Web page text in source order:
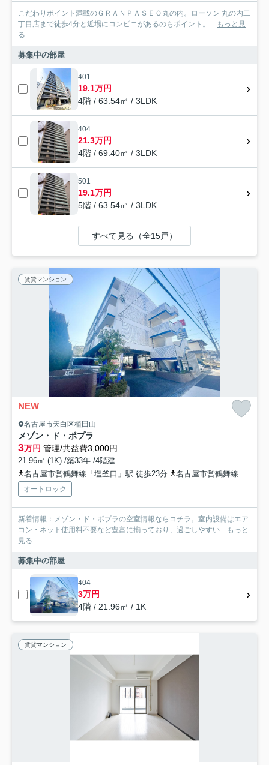
こだわりポイント満載のＧＲＡＮＰＡＳＥＯ丸の内。ローソン 丸の内二
丁目店まで徒歩4分と近場にコンビニがあるのもポイント。...
もっと見
る
募集中の部屋
401
19.1万円
4階 / 63.54㎡ / 3LDK
404
21.3万円
4階 / 69.40㎡ / 3LDK
501
19.1万円
5階 / 63.54㎡ / 3LDK
すべて見る（全15戸）
賃貸マンション
NEW
名古屋市天白区植田山
メゾン・ド・ポプラ
3万円 管理/共益費3,000円
21.96㎡ (1K) /築33年 /4階建
名古屋市営鶴舞線「塩釜口」駅 徒歩23分
名古屋市営鶴舞線「植田」駅 徒歩25分
オートロック
新着情報：メゾン・ド・ポプラの空室情報ならコチラ。室内設備はエア
コン・ネット使用料不要など豊富に揃っており、過ごしやすい...
もっと
見る
募集中の部屋
404
3万円
4階 / 21.96㎡ / 1K
賃貸マンション